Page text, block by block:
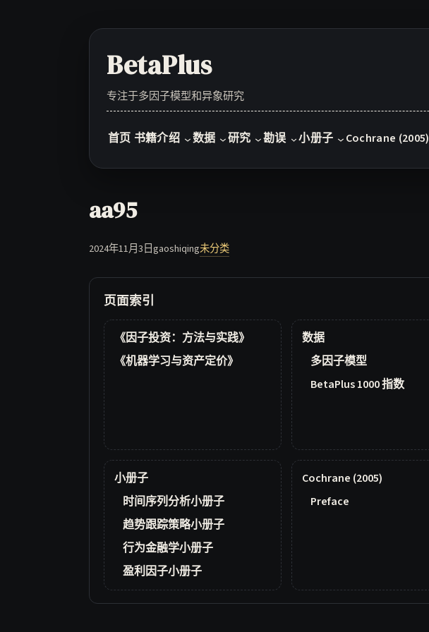
BetaPlus
专注于多因子模型和异象研究
首页 书籍介绍 数据 研究 勘误 小册子 Cochrane (2005)
aa95
2024年11月3日gaoshiqing未分类
页面索引
《因子投资：方法与实践》
《机器学习与资产定价》
数据
多因子模型
BetaPlus 1000 指数
小册子
时间序列分析小册子
趋势跟踪策略小册子
行为金融学小册子
盈利因子小册子
Cochrane (2005)
Preface